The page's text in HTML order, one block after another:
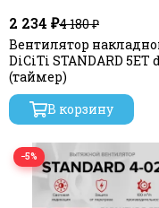
2 234 ₽4 180 ₽
Вентилятор
DiCiTi STANDARD 5ET
(таймер)
В корзину
−5%